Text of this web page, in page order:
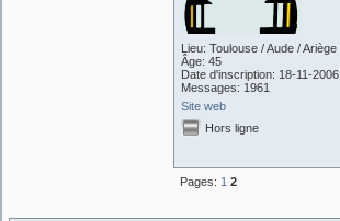
Lieu: Toulouse / Aude / Ariège
Âge: 45
Date d'inscription: 18-11-2006
Messages: 1961
Site web
Hors ligne
Pages: 1 2